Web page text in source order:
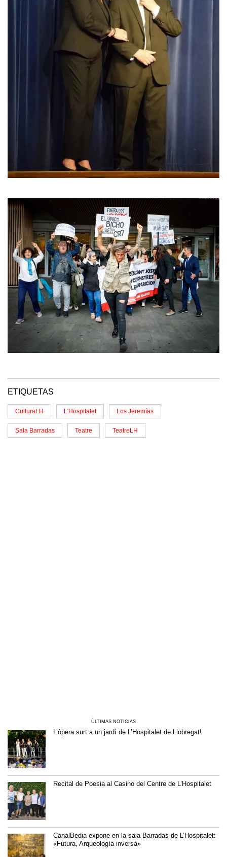
ETIQUETAS
CulturaLH L'Hospitalet Los Jeremías
Sala Barradas Teatre TeatreLH
ÚLTIMAS NOTICIAS
L’òpera surt a un jardí de L’Hospitalet de Llobregat!
Recital de Poesia al Casino del Centre de L’Hospitalet
CanalBedia expone en la sala Barradas de L’Hospitalet:
«Futura, Arqueología inversa»